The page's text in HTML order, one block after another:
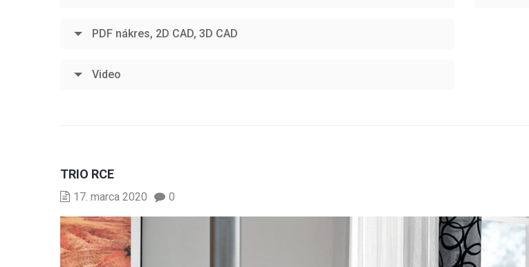
PDF nákres, 2D CAD, 3D CAD
Video
TRIO RCE
17. marca 2020 0